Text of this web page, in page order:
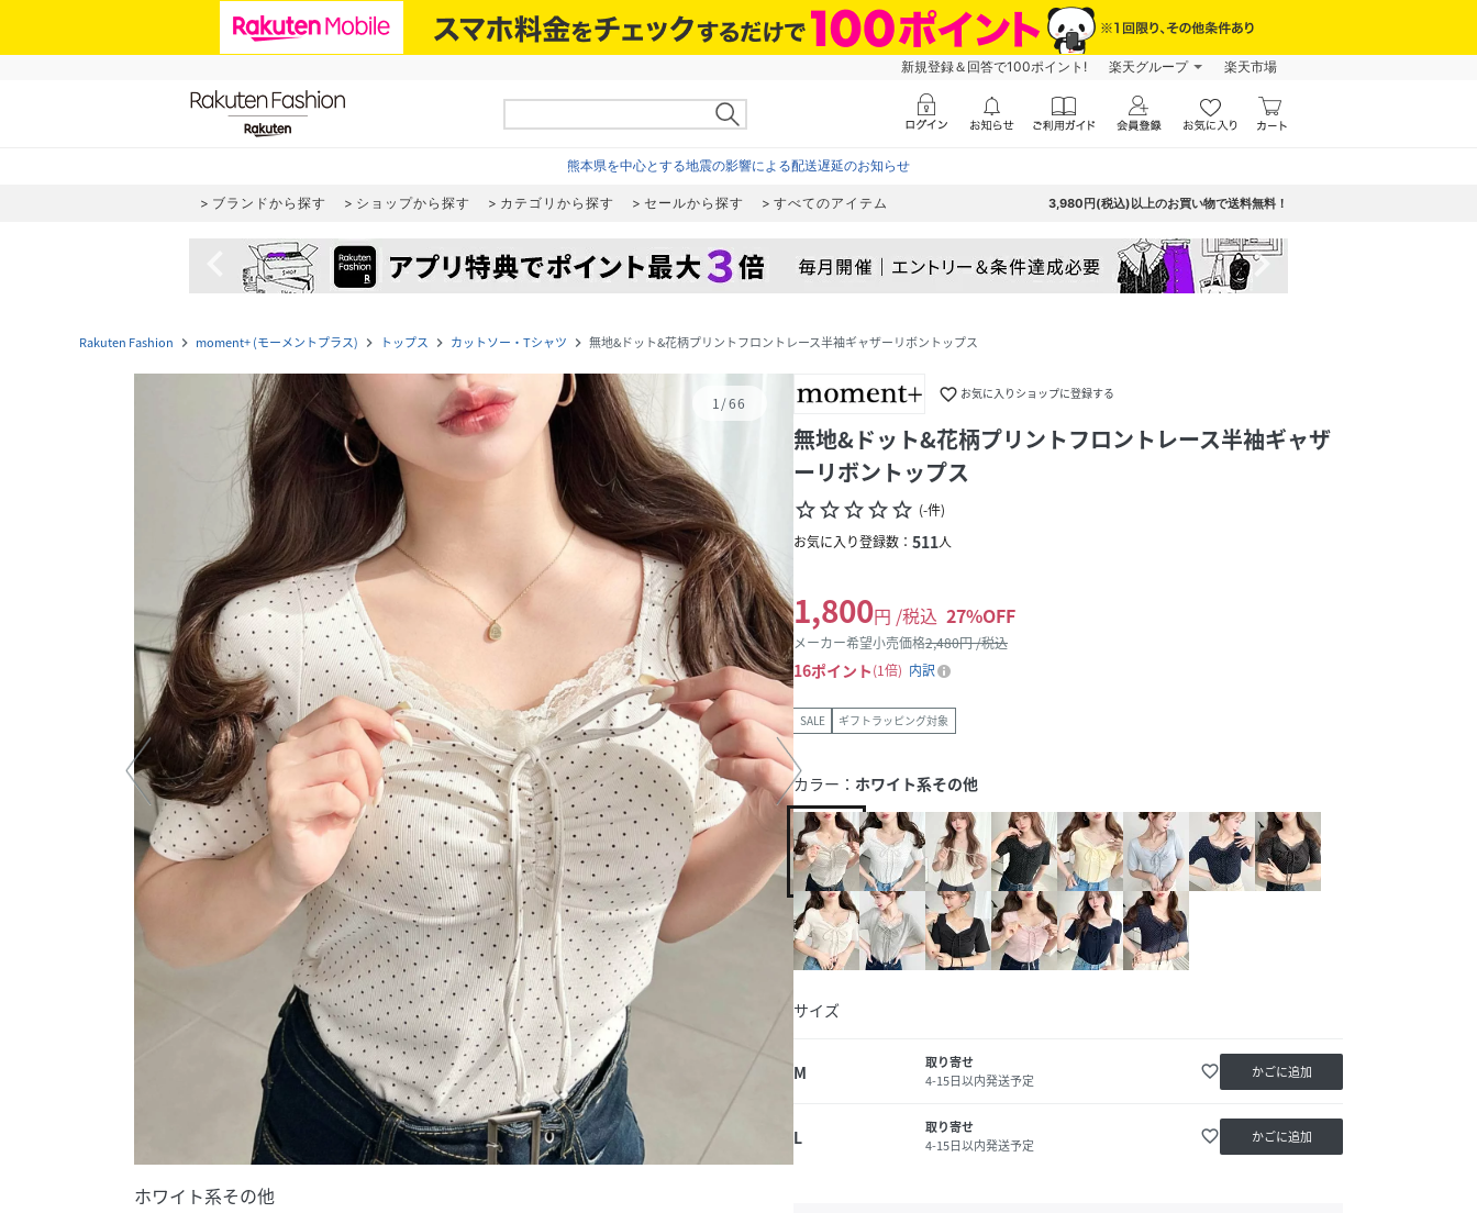
新規登録＆回答で100ポイント! 楽天グループ 楽天市場
熊本県を中心とする地震の影響による配送遅延のお知らせ
ブランドから探す ショップから探す カテゴリから探す セールから探す すべてのアイテム 3,980円(税込)以上のお買い物で送料無料！
navigate_next
Rakuten Fashion navigate_next moment+ (モーメントプラス) navigate_next トップス navigate_next カットソー・Tシャツ navigate_next 無地&ドット&花柄プリントフロントレース半袖ギャザーリボントップス
1/66
ホワイト系その他
favorite_border お気に入りショップに登録する
無地&ドット&花柄プリントフロントレース半袖ギャザ
ーリボントップス
star_borderstar_borderstar_borderstar_borderstar_border (-件)
お気に入り登録数： 511人
1,800円 /税込 27%OFF
メーカー希望小売価格2,480円 /税込
16ポイント 1倍 内訳
SALE ギフトラッピング対象
カラー： ホワイト系その他
サイズ
M
取り寄せ
4-15日以内発送予定
favorite_border かごに追加
L
取り寄せ
4-15日以内発送予定
favorite_border かごに追加